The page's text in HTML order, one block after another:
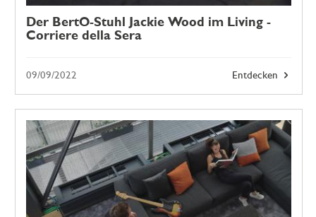
Der BertO-Stuhl Jackie Wood im Living -
Corriere della Sera
Entdecken
09/09/2022